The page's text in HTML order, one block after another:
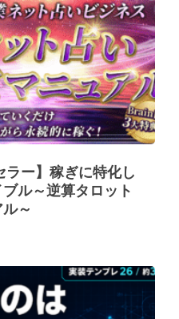
ラー】稼ぎに特化し
ル～逆算タロット
～